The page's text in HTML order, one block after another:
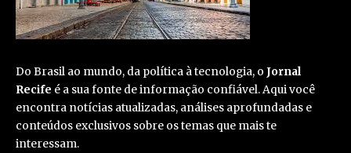
Do Brasil ao mundo, da política à tecnologia, o Jornal
Recife é a sua fonte de informação confiável. Aqui você
encontra notícias atualizadas, análises aprofundadas e
conteúdos exclusivos sobre os temas que mais te
interessam.